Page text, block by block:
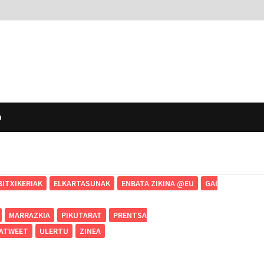
ELKARTASUNAK ENBATA ZIKINA @EU
GAI
MARRAZKIA PIKUTARAT
PRENTSA
ULERTU ZINEA